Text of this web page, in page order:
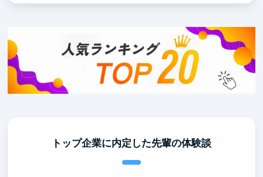
トップ企業に内定した先輩の体験談